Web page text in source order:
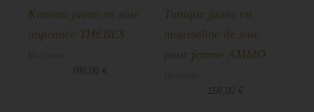
Kimono jaune en soie
imprimée THÈBES
Tunique jaune en
mousseline de soie
pour femme AMMO
159,00